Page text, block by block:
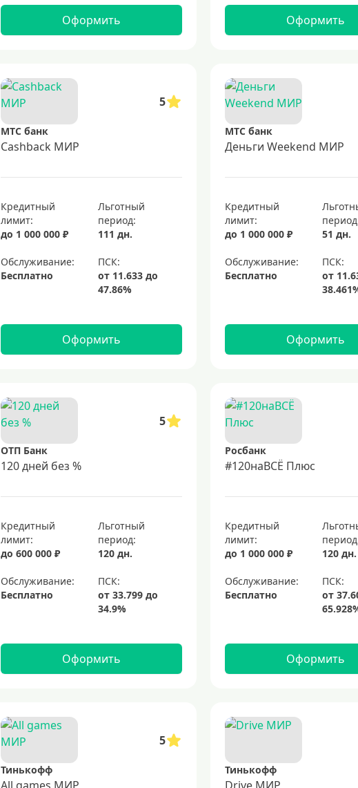
Оформить Оформить
5
МТС банк
Cashback МИР
Кредитный
лимит:
до 1 000 000 ₽
Льготный
период:
111 дн.
Обслуживание:
Бесплатно
Оформить
МТС банк
Деньги Weekend МИР
Кредитный
лимит:
до 1 000 000 ₽
51 дн.
Обслуживание:
Бесплатно
Оформить
5
ОТП Банк
120 дней без %
Кредитный
лимит:
до 600 000 ₽
Льготный
период:
120 дн.
Обслуживание:
Бесплатно
Оформить
Росбанк
#120наВСЁ Плюс
Кредитный
лимит:
до 1 000 000 ₽
120 дн.
Обслуживание:
Бесплатно
Оформить
5
Тинькофф Тинькофф